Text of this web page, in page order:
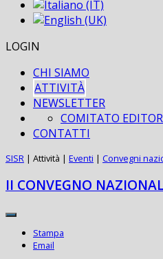
LOGIN
CHI SIAMO
ATTIVITÀ
NEWSLETTER
COMITATO
CONTATTI
SISR | Attività | Eventi | Convegni
II CONVEGNO
Stampa
Email